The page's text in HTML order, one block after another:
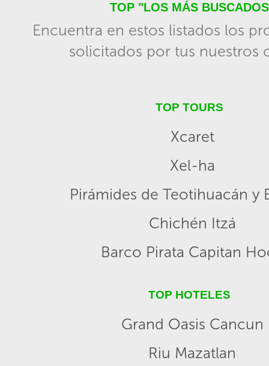
TOP "LOS MÁS
Encuentra en estos listados los
solicitados por tus nuestros
TOP TOURS
Xcaret
Xel-ha
Pirámides de Teotihuacán y
Chichén Itzá
Barco Pirata Capitan
TOP HOTELES
Grand Oasis Cancun
Riu Mazatlan